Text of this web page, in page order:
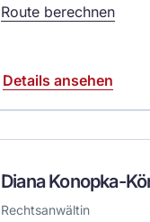
Route berechnen
Details ansehen
Diana Konopka-
Rechtsanwältin